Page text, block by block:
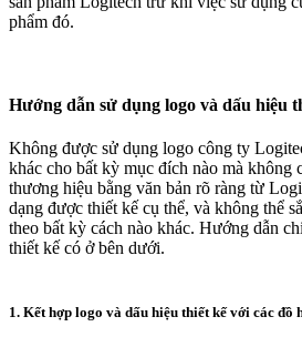
phẩm đó.
Hướng dẫn sử dụng logo và dấu hiệu
Không được sử dụng logo công ty
khác cho bất kỳ mục đích nào mà không
thương hiệu bằng văn bản rõ ràng từ
dạng được thiết kế cụ thể, và không thể
theo bất kỳ cách nào khác. Hướng dẫn
thiết kế có ở bên dưới.
1. Kết hợp logo và dấu hiệu thiết kế với các đồ